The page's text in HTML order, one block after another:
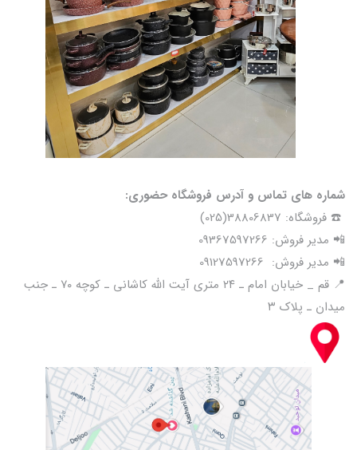
شماره های تماس و آدرس فروشگاه حضوری:
☎️ فروشگاه: 38806837(025)
📲 مدیر فروش: 09367597266
📲 مدیر فروش: 09127597266
📍 قم _ خیابان امام ـ ۲۴ متری آیت الله کاشانی ـ کوچه ۷۰ ـ جنب
میدان ـ پلاک ۳